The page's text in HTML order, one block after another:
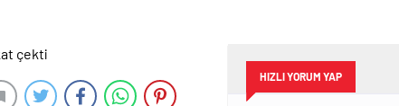
HIZLI YORUM YAP